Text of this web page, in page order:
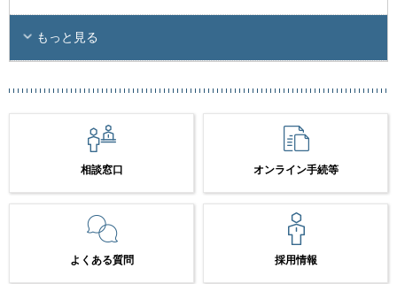
もっと見る
相談窓口 オンライン手続等
よくある質問 採用情報